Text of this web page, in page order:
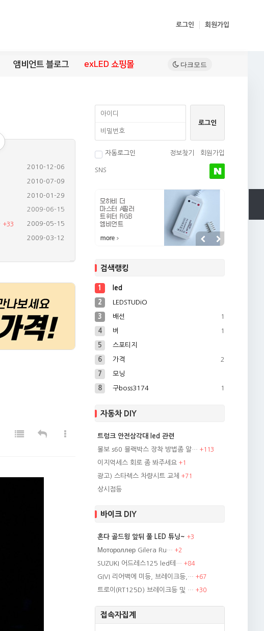
로그인 회원가입
앰비언트 블로그 exLED 쇼핑몰
2009-05-15
2009-03-12
2009-03-11
2009-11-30
2010-12-06
2010-07-09
2010-01-29
자동로그인 정보찾기 회원가입
SNS
검색랭킹
1 led
2 LEDSTUDiO
3 배선 1
4 버 1
5 스포티지
6 가격 2
7 모닝
8 구boss3174 1
자동차 DIY
트렁크 안전삼각대 led 관련
볼보 s60 블랙박스 장착 방법좀 알… +113
이지억세스 회로 좀 봐주세요 +1
광고) 스타렉스 차량시트 교체 +71
상시점등
바이크 DIY
혼다 골드윙 앞뒤 풀 LED 튜닝~ +3
Мотороллер Gilera Ru… +2
SUZUKI 어드레스125 led테… +84
GIVI 리어백에 미등, 브레이크등,… +67
트로이(RT125D) 브레이크등 및 … +30
접속자집계